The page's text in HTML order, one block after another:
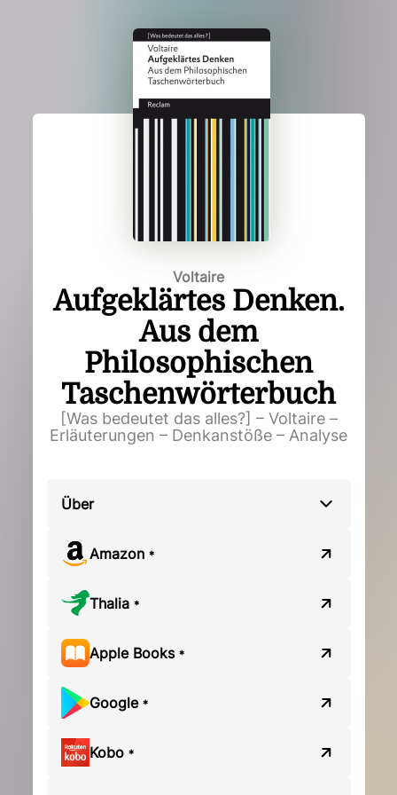
Voltaire
Aufgeklärtes Denken.
Aus dem
Philosophischen
Taschenwörterbuch
[Was bedeutet das alles?] – Voltaire –
Erläuterungen – Denkanstöße – Analyse
Über
Amazon *
Thalia *
Apple Books *
Google *
Kobo *